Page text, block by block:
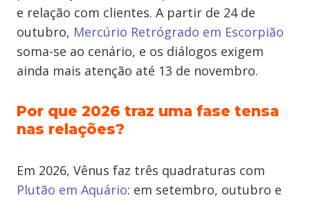
e relação com clientes. A partir de 24 de
outubro, Mercúrio Retrógrado em Escorpião
soma-se ao cenário, e os diálogos exigem
ainda mais atenção até 13 de novembro.
Por que 2026 traz uma fase tensa
nas relações?
Em 2026, Vênus faz três quadraturas com
Plutão em Aquário: em setembro, outubro e